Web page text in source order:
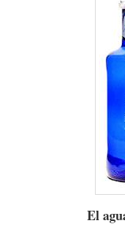
El